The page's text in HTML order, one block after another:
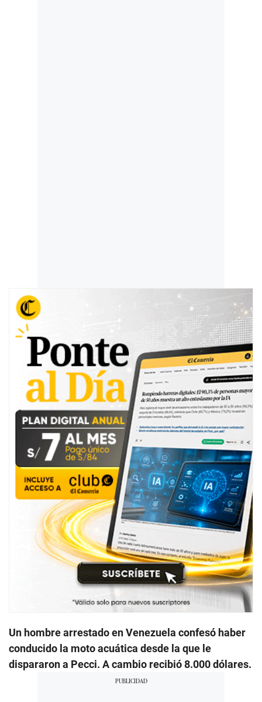
Un hombre arrestado en Venezuela confesó haber
conducido la moto acuática desde la que le
dispararon a Pecci. A cambio recibió 8.000 dólares.